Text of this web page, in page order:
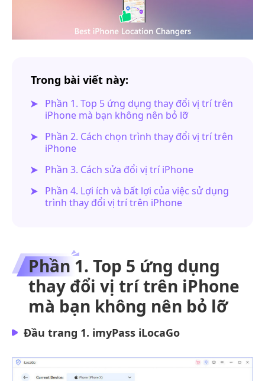
Trong bài viết này:
Phần 1. Top 5 ứng dụng thay đổi vị trí trên
iPhone mà bạn không nên bỏ lỡ
Phần 2. Cách chọn trình thay đổi vị trí trên
iPhone
Phần 3. Cách sửa đổi vị trí iPhone
Phần 4. Lợi ích và bất lợi của việc sử dụng
trình thay đổi vị trí trên iPhone
Phần 1. Top 5 ứng dụng
thay đổi vị trí trên iPhone
mà bạn không nên bỏ lỡ
Đầu trang 1. imyPass iLocaGo